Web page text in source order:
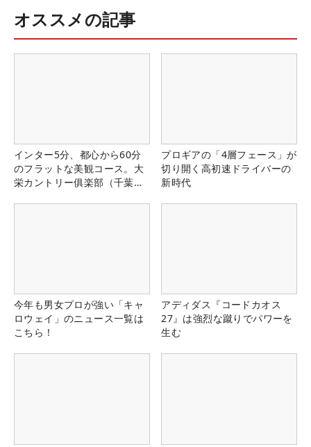
オススメの記事
インター5分、都心から60分
のフラットな美観コース。大
栄カントリー俱楽部（千葉
プロギアの「4層フェース」が
切り開く高初速ドライバーの
新時代
今年も男女プロが強い「キャ
ロウェイ」のニュース一覧は
こちら！
アディダス『コードカオス
27』は強烈な蹴りでパワーを
生む